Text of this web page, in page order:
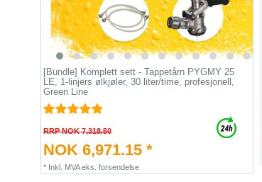
[Bundle] Komplett sett - Tappetårn PYGMY 25
LE, 1-linjers ølkjøler, 30 liter/time, profesjonell,
Green Line
RRP NOK 7,318.50
NOK 6,971.15 *
* Inkl. MVAeks. forsendelse